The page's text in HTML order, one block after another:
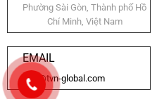
Phường Sài Gòn, Thành phố Hồ
Chí Minh, Việt Nam
EMAIL
info@tvn-global.com